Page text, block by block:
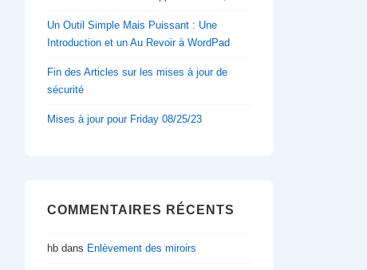
Un Outil Simple Mais Puissant : Une
Introduction et un Au Revoir à WordPad
Fin des Articles sur les mises à jour de
sécurité
Mises à jour pour Friday 08/25/23
COMMENTAIRES RÉCENTS
hb dans Enlèvement des miroirs